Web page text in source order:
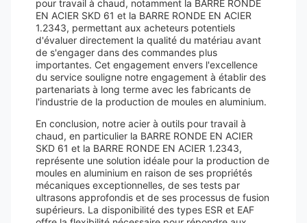
pour travail à chaud, notamment la BARRE RONDE
EN ACIER SKD 61 et la BARRE RONDE EN ACIER
1.2343, permettant aux acheteurs potentiels
d'évaluer directement la qualité du matériau avant
de s'engager dans des commandes plus
importantes. Cet engagement envers l'excellence
du service souligne notre engagement à établir des
partenariats à long terme avec les fabricants de
l'industrie de la production de moules en aluminium.
En conclusion, notre acier à outils pour travail à
chaud, en particulier la BARRE RONDE EN ACIER
SKD 61 et la BARRE RONDE EN ACIER 1.2343,
représente une solution idéale pour la production de
moules en aluminium en raison de ses propriétés
mécaniques exceptionnelles, de ses tests par
ultrasons approfondis et de ses processus de fusion
supérieurs. La disponibilité des types ESR et EAF